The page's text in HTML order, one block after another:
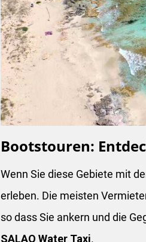
Bootstouren:
Wenn Sie diese Gebiete mit
erleben. Die meisten
so dass Sie ankern und die
SALAO Water Taxi.